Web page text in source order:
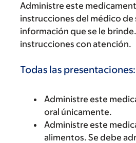
Administre este
instrucciones del médico de
información que se le
instrucciones con atención.
Todas las presentaciones:
Administre este
oral únicamente.
Administre este
alimentos. Se debe